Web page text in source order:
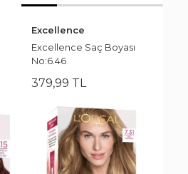
Excellence
Excellence Saç Boyası
No:6.46
379,99 TL